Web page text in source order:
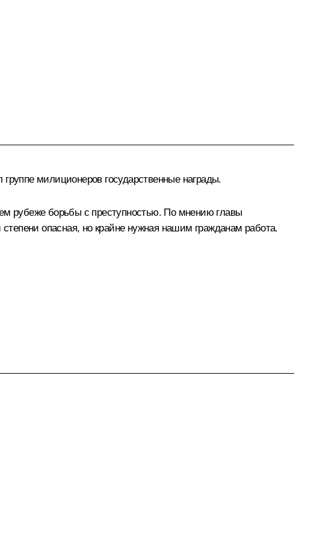
милиционеров государственные награды.
рубеже борьбы с преступностью. По мнению главы
опасная, но крайне нужная нашим гражданам работа.